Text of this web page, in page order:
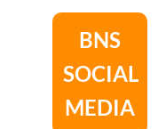
BNS
SOCIAL
MEDIA